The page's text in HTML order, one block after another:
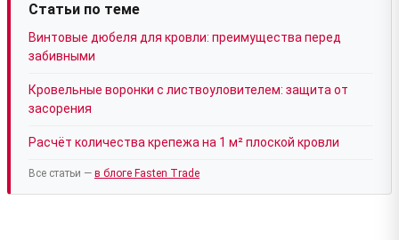
Статьи по теме
Винтовые дюбеля для кровли: преимущества перед
забивными
Кровельные воронки с листвоуловителем: защита от
засорения
Расчёт количества крепежа на 1 м² плоской кровли
Все статьи — в блоге Fasten Trade